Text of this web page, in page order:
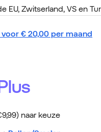
EU, Zwitserland, VS en
voor € 20,00 per maand
naar keuze